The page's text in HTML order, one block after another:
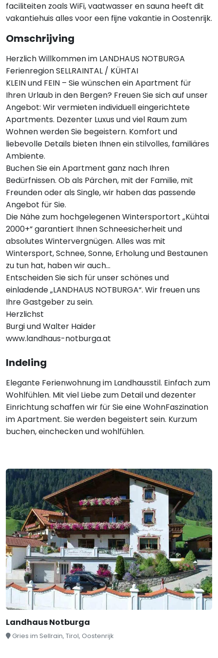
faciliteiten zoals WiFi, vaatwasser en sauna heeft dit
vakantiehuis alles voor een fijne vakantie in Oostenrijk.
Omschrijving
Herzlich Willkommen im LANDHAUS NOTBURGA
Ferienregion SELLRAINTAL / KÜHTAI
KLEIN und FEIN – Sie wünschen ein Apartment für
Ihren Urlaub in den Bergen? Freuen Sie sich auf unser
Angebot: Wir vermieten individuell eingerichtete
Apartments. Dezenter Luxus und viel Raum zum
Wohnen werden Sie begeistern. Komfort und
liebevolle Details bieten Ihnen ein stilvolles, familiäres
Ambiente.
Buchen Sie ein Apartment ganz nach Ihren
Bedürfnissen. Ob als Pärchen, mit der Familie, mit
Freunden oder als Single, wir haben das passende
Angebot für Sie.
Die Nähe zum hochgelegenen Wintersportort „Kühtai
2000+“ garantiert Ihnen Schneesicherheit und
absolutes Wintervergnügen. Alles was mit
Wintersport, Schnee, Sonne, Erholung und Bestaunen
zu tun hat, haben wir auch…
Entscheiden Sie sich für unser schönes und
einladende „LANDHAUS NOTBURGA“. Wir freuen uns
Ihre Gastgeber zu sein.
Herzlichst
Burgi und Walter Haider
www.landhaus-notburga.at
Indeling
Elegante Ferienwohnung im Landhausstil. Einfach zum
Wohlfühlen. Mit viel Liebe zum Detail und dezenter
Einrichtung schaffen wir für Sie eine WohnFaszination
im Apartment. Sie werden begeistert sein. Kurzum
buchen, einchecken und wohlfühlen.
Landhaus Notburga
Gries im Sellrain, Tirol, Oostenrijk